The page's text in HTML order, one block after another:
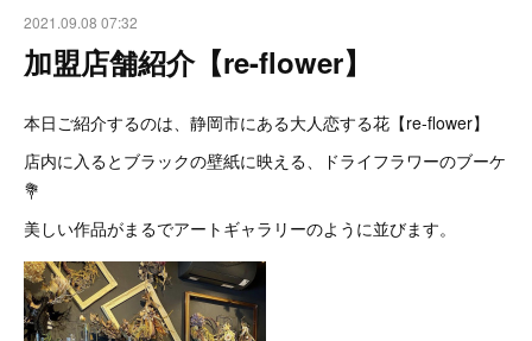
2021.09.08 07:32
加盟店舗紹介【re-flower】
本日ご紹介するのは、静岡市にある大人恋する花【re-flower】
店内に入るとブラックの壁紙に映える、ドライフラワーのブーケ
💐
美しい作品がまるでアートギャラリーのように並びます。